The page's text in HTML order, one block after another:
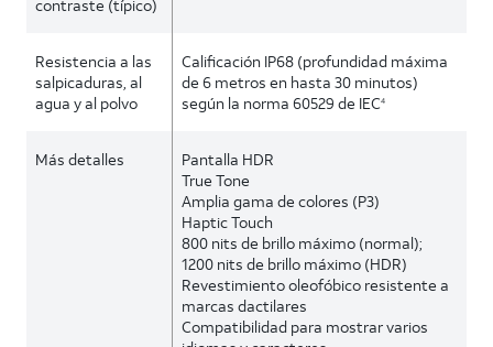
contraste (típico)
Resistencia a las
salpicaduras, al
agua y al polvo
Calificación IP68 (profundidad máxima
de 6 metros en hasta 30 minutos)
según la norma 60529 de IEC4
Más detalles
Pantalla HDR
True Tone
Amplia gama de colores (P3)
Haptic Touch
800 nits de brillo máximo (normal);
1200 nits de brillo máximo (HDR)
Revestimiento oleofóbico resistente a
marcas dactilares
Compatibilidad para mostrar varios